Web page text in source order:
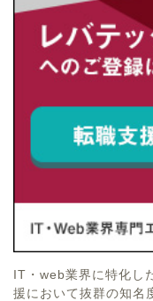
IT・web業界に特化し
援において抜群の知名